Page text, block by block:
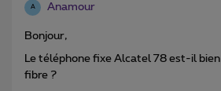
A Anamour
Bonjour,
Le téléphone fixe Alcatel 78 est-il
fibre ?